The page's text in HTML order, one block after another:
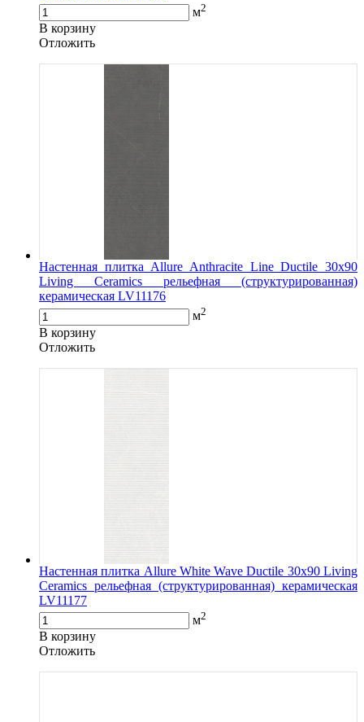
м2
В корзину
Oтложить
Настенная плитка Allure Anthracite Line Ductile 30x90
Living Ceramics рельефная (структурированная)
керамическая LV11176
м2
В корзину
Oтложить
Настенная плитка Allure White Wave Ductile 30x90 Living
Ceramics рельефная (структурированная) керамическая
LV11177
м2
В корзину
Oтложить